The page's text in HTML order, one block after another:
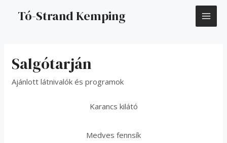
Tó-Strand Kemping
Salgótarján
Ajánlott látnivalók és programok
Karancs kilátó
Medves fennsík